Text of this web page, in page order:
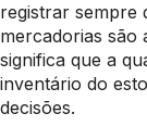
registrar sempre
mercadorias são
significa que a
inventário do
decisões.